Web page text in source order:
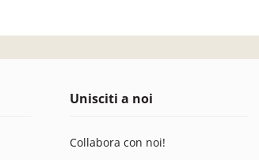
Unisciti a noi
Collabora con noi!